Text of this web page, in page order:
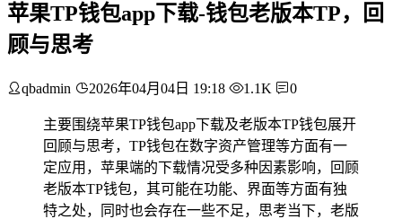
苹果TP钱包app下载-钱包老版本TP，回
顾与思考
qbadmin 2026年04月04日 19:18 1.1K 0
主要围绕苹果TP钱包app下载及老版本TP钱包展开
回顾与思考，TP钱包在数字资产管理等方面有一
定应用，苹果端的下载情况受多种因素影响，回顾
老版本TP钱包，其可能在功能、界面等方面有独
特之处，同时也会存在一些不足，思考当下，老版